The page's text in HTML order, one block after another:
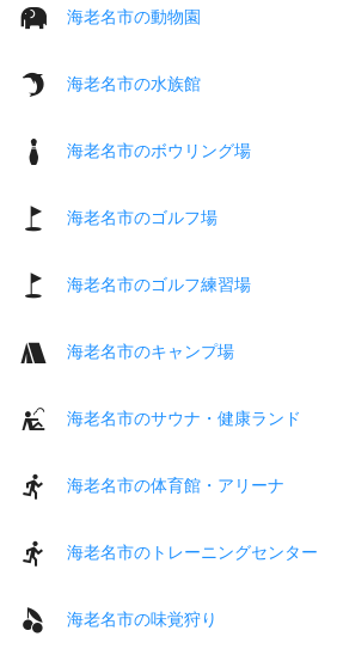
海老名市の動物園
海老名市の水族館
海老名市のボウリング場
海老名市のゴルフ場
海老名市のゴルフ練習場
海老名市のキャンプ場
海老名市のサウナ・健康ランド
海老名市の体育館・アリーナ
海老名市のトレーニングセンター
海老名市の味覚狩り